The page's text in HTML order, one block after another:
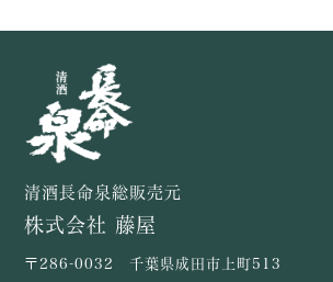
清酒長命泉総販売元
株式会社 藤屋
〒286-0032 千葉県成田市上町513